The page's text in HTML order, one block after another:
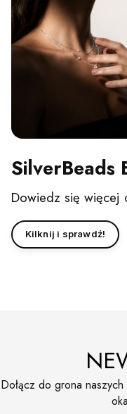
SilverBeads
Dowiedz się więcej
Kilknij i sprawdź!
Dołącz do grona